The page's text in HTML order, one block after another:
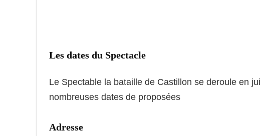
Les dates du Spectacle
Le Spectable la bataille de Castillon se deroule en
nombreuses dates de proposées
Adresse